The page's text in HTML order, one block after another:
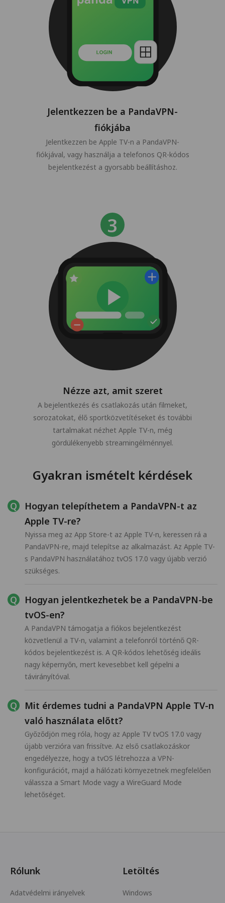
Jelentkezzen be a PandaVPN-
fiókjába
Jelentkezzen be Apple TV-n a PandaVPN-
fiókjával, vagy használja a telefonos QR-kódos
bejelentkezést a gyorsabb beállításhoz.
Nézze azt, amit szeret
A bejelentkezés és csatlakozás után filmeket,
sorozatokat, élő sportközvetítéseket és további
tartalmakat nézhet Apple TV-n, még
gördülékenyebb streamingélménnyel.
Gyakran ismételt kérdések
Hogyan telepíthetem a PandaVPN-t az
Apple TV-re?
Nyissa meg az App Store-t az Apple TV-n, keressen rá a
PandaVPN-re, majd telepítse az alkalmazást. Az Apple TV-
s PandaVPN használatához tvOS 17.0 vagy újabb verzió
szükséges.
Hogyan jelentkezhetek be a PandaVPN-be
tvOS-en?
A PandaVPN támogatja a fiókos bejelentkezést
közvetlenül a TV-n, valamint a telefonról történő QR-
kódos bejelentkezést is. A QR-kódos lehetőség ideális
nagy képernyőn, mert kevesebbet kell gépelni a
távirányítóval.
Mit érdemes tudni a PandaVPN Apple TV-n
való használata előtt?
Győződjön meg róla, hogy az Apple TV tvOS 17.0 vagy
újabb verzióra van frissítve. Az első csatlakozáskor
engedélyezze, hogy a tvOS létrehozza a VPN-
konfigurációt, majd a hálózati környezetnek megfelelően
válassza a Smart Mode vagy a WireGuard Mode
lehetőséget.
Rólunk
Adatvédelmi irányelvek
Letöltés
Windows